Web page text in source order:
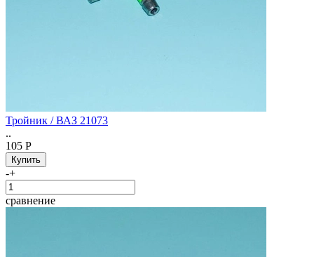
Тройник / ВАЗ 21073
..
105 Р
-+
сравнение